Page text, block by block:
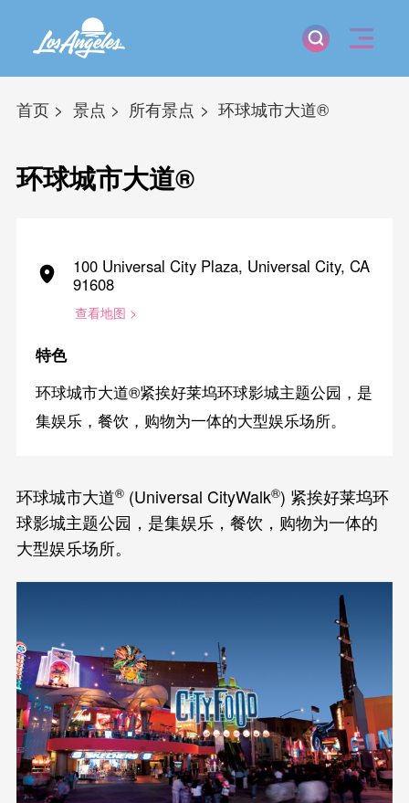
首页 景点 所有景点 环球城市大道®
环球城市大道®
100 Universal City Plaza, Universal City, CA
91608
查看地图 >
特色
环球城市大道®紧挨好莱坞环球影城主题公园，是
集娱乐，餐饮，购物为一体的大型娱乐场所。
环球城市大道®(Universal CityWalk®) 紧挨好莱坞环
球影城主题公园，是集娱乐，餐饮，购物为一体的
大型娱乐场所。